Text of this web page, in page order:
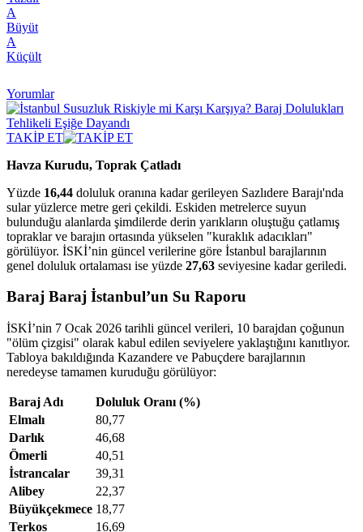
A
Büyüt
A
Küçült
Yorumlar
TAKİP ET
Havza Kurudu, Toprak Çatladı
Yüzde 16,44 doluluk oranına kadar gerileyen Sazlıdere Barajı'nda
sular yüzlerce metre geri çekildi. Eskiden metrelerce suyun
bulunduğu alanlarda şimdilerde derin yarıkların oluştuğu çatlamış
topraklar ve barajın ortasında yükselen "kuraklık adacıkları"
görülüyor. İSKİ’nin güncel verilerine göre İstanbul barajlarının
genel doluluk ortalaması ise yüzde 27,63 seviyesine kadar geriledi.
Baraj Baraj İstanbul’un Su Raporu
İSKİ’nin 7 Ocak 2026 tarihli güncel verileri, 10 barajdan çoğunun
"ölüm çizgisi" olarak kabul edilen seviyelere yaklaştığını kanıtlıyor.
Tabloya bakıldığında Kazandere ve Pabuçdere barajlarının
neredeyse tamamen kuruduğu görülüyor:
Baraj Adı
Doluluk Oranı (%)
Elmalı
80,77
Darlık
46,68
Ömerli
40,51
İstrancalar
39,31
Alibey
22,37
Büyükçekmece 18,77
Terkos
16,69